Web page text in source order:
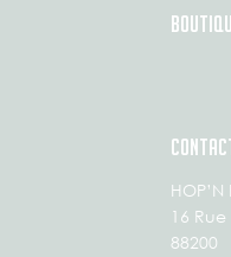
HOP’N
16